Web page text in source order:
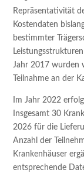
Repräsentativität
Kostendaten
bestimmter
Jahr 2017 wurden
Teilnahme an der
Im Jahr 2022
Insgesamt 30
2026 für die
Anzahl der
Krankenhäuser
entsprechende